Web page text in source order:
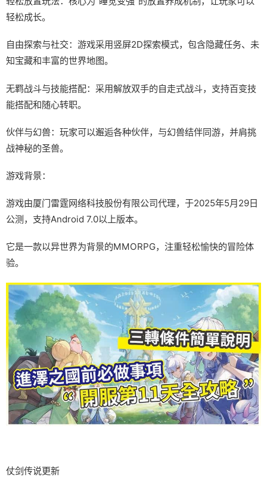
轻松成长。
自由探索与社交：游戏采用竖屏2D探索模式，包含隐藏任务、未
知宝藏和丰富的世界地图。
无羁战斗与技能搭配：采用解放双手的自走式战斗，支持百变技
能搭配和随心转职。
伙伴与幻兽：玩家可以邂逅各种伙伴，与幻兽结伴同游，并肩挑
战神秘的圣兽。
游戏背景：
游戏由厦门雷霆网络科技股份有限公司代理，于2025年5月29日
公测，支持Android 7.0以上版本。
它是一款以异世界为背景的MMORPG，注重轻松愉快的冒险体
验。
仗剑传说更新